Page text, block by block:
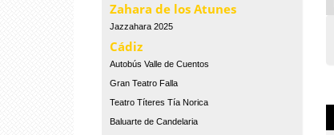
Zahara de los Atunes
Jazzahara 2025
Cádiz
Autobús Valle de Cuentos
Gran Teatro Falla
Teatro Títeres Tía Norica
Baluarte de Candelaria